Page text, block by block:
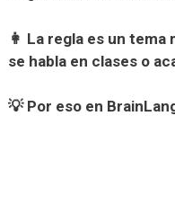
👩 La regla es un
se habla en clases o
💡 Por eso en